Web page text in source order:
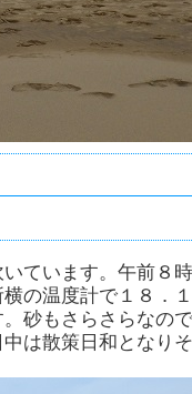
ています。午前８
の温度計で１８．
砂もさらさらなの
は散策日和となりそ